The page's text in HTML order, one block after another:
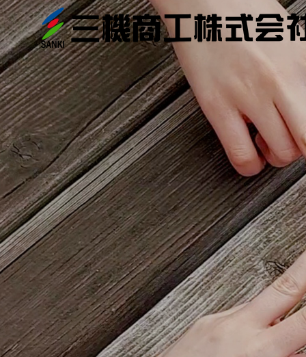
事業紹介
Business introduction
外壁改修
Exterior wall
会社案内
Company Profile
ご挨拶
Company